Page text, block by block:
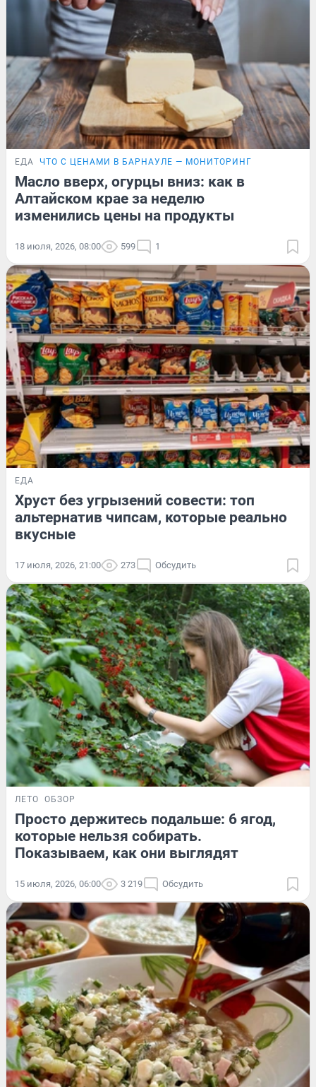
ЕДА ЧТО С ЦЕНАМИ В БАРНАУЛЕ — МОНИТОРИНГ
Масло вверх, огурцы вниз: как в
Алтайском крае за неделю
изменились цены на продукты
18 июля, 2026, 08:00 599 1
ЕДА
Хруст без угрызений совести: топ
альтернатив чипсам, которые реально
вкусные
17 июля, 2026, 21:00 273 Обсудить
ЛЕТО ОБЗОР
Просто держитесь подальше: 6 ягод,
которые нельзя собирать.
Показываем, как они выглядят
15 июля, 2026, 06:00 3 219 Обсудить